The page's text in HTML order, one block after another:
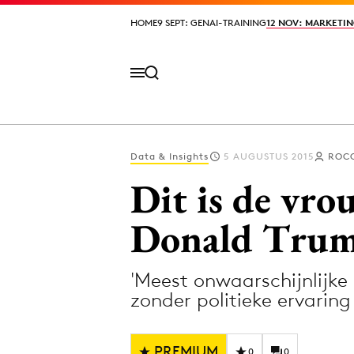
HOME9 SEPT: GENAI-TRAINING12 NOV:
HOME9 SEPT: GENAI-TRAINING12 NOV:
Design
Digital
Diversiteit
Data & Insights 5 AUGUSTUS 2015
Dit is de
Donald
'Meest
zonder politieke ervaring
0 0